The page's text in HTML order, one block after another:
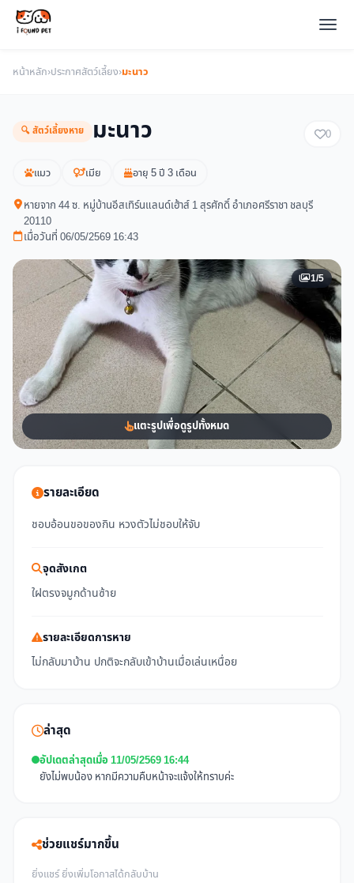
หน้าหลัก›ประกาศสัตว์เลี้ยง›มะนาว
🔍 สัตว์เลี้ยงหาย มะนาว 0
แมว เมีย อายุ 5 ปี 3 เดือน
หายจาก 44 ซ. หมู่บ้านอีสเทิร์นแลนด์เฮ้าส์ 1 สุรศักดิ์ อำเภอศรีราชา ชลบุรี
20110
เมื่อวันที่ 06/05/2569 16:43
1/5
แตะรูปเพื่อดูรูปทั้งหมด
รายละเอียด
ชอบอ้อนขอของกิน หวงตัวไม่ชอบให้จับ
จุดสังเกต
ใฝตรงจมูกด้านซ้าย
รายละเอียดการหาย
ไม่กลับมาบ้าน ปกติจะกลับเข้าบ้านเมื่อเล่นเหนื่อย
ล่าสุด
อัปเดตล่าสุดเมื่อ 11/05/2569 16:44
ยังไม่พบน้อง หากมีความคืบหน้าจะแจ้งให้ทราบค่ะ
ช่วยแชร์มากขึ้น
ยิ่งแชร์ ยิ่งเพิ่มโอกาสได้กลับบ้าน